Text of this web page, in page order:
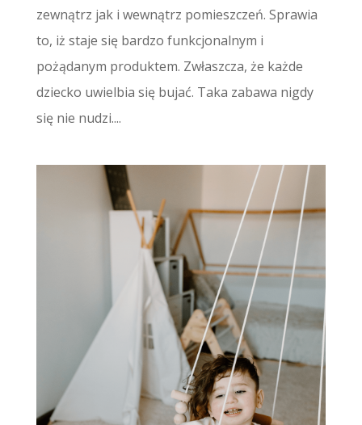
zewnątrz jak i wewnątrz pomieszczeń. Sprawia
to, iż staje się bardzo funkcjonalnym i
pożądanym produktem. Zwłaszcza, że każde
dziecko uwielbia się bujać. Taka zabawa nigdy
się nie nudzi....